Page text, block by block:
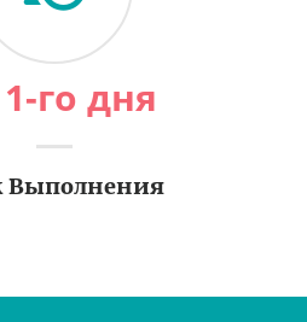
го дня
Выполнения